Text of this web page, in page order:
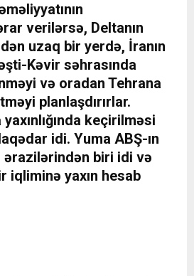
verilərsə, Deltanın
uzaq bir yerdə, İranın
Kəvir səhrasında
və oradan Tehrana
planlaşdırırlar.
keçirilməsi
idi. Yuma ABŞ-ın
ərazilərindən biri idi və
iqliminə yaxın hesab